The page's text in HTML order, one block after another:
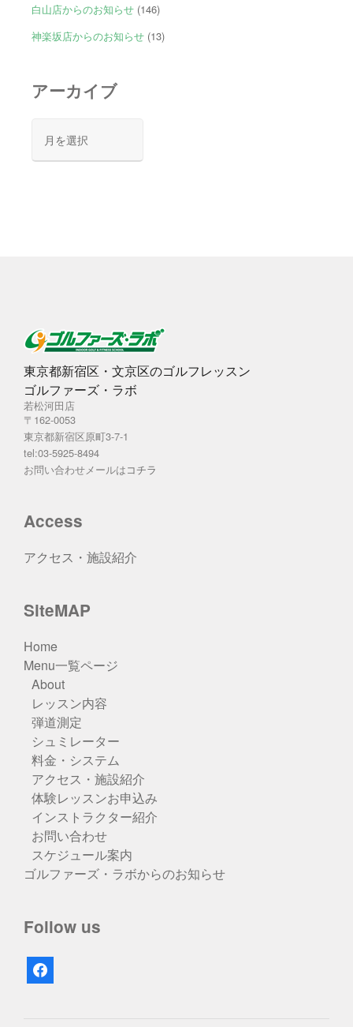
白山店からのお知らせ(146)
神楽坂店からのお知らせ(13)
アーカイブ
カ
東京都新宿区・文京区のゴルフレッスン
ゴルファーズ・ラボ
若松河田店
〒162-0053
東京都新宿区原町3-7-1
tel:03-5925-8494
お問い合わせメールはコチラ
Access
アクセス・施設紹介
SiteMAP
Home
Menu一覧ページ
About
レッスン内容
弾道測定
シュミレーター
料金・システム
アクセス・施設紹介
体験レッスンお申込み
インストラクター紹介
お問い合わせ
スケジュール案内
ゴルファーズ・ラボからのお知らせ
Follow us
facebook